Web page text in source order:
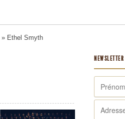
» Ethel Smyth